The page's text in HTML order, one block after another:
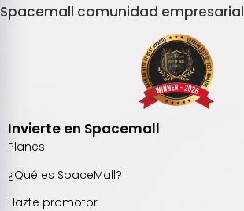
Spacemall comunidad empresarial
Invierte en Spacemall
Planes
¿Qué es SpaceMall?
Hazte promotor